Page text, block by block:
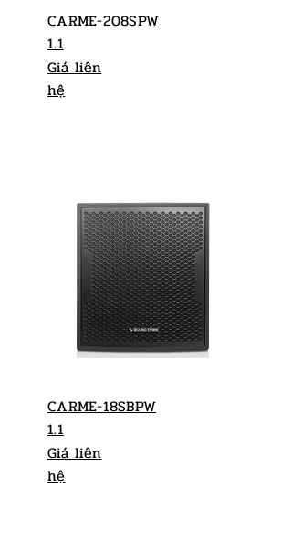
CARME-208SPW
1.1
Giá liên
hệ
CARME-18SBPW
1.1
Giá liên
hệ